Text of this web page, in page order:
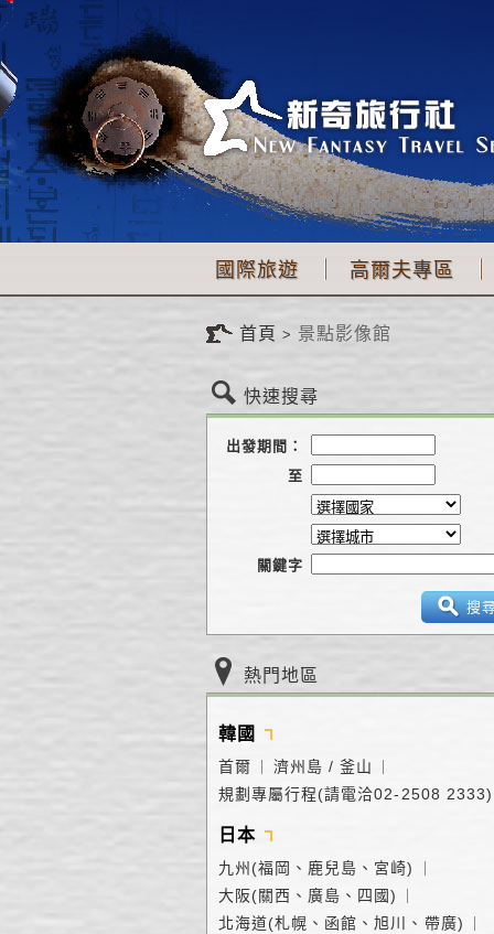
國際旅遊 高爾夫專區
首頁 景點影像館
快速搜尋
出發期間：
至
關鍵字
搜
熱門地區
韓國
首爾 濟州島 / 釜山
規劃專屬行程(請電洽02-2508 2333)
日本
九州(福岡、鹿兒島、宮崎)
大阪(關西、廣島、四國)
北海道(札幌、函館、旭川、帶廣)